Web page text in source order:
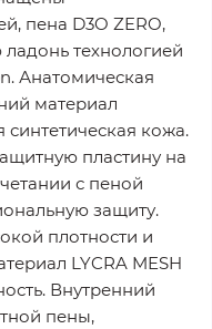
пена D3O ZERO,
технологией
Анатомическая
материал
кожа.
пластину на
с пеной
защиту.
плотности и
LYCRA MESH
Внутренний
пены,